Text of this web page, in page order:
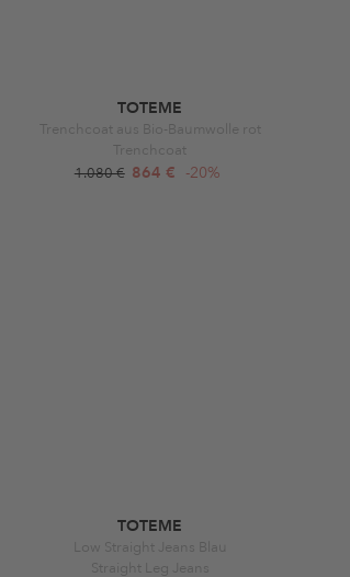
TOTEME
Trenchcoat aus Bio-Baumwolle rot
Trenchcoat
1.080 € 864 € -20%
TOTEME
Low Straight Jeans Blau
Straight Leg Jeans